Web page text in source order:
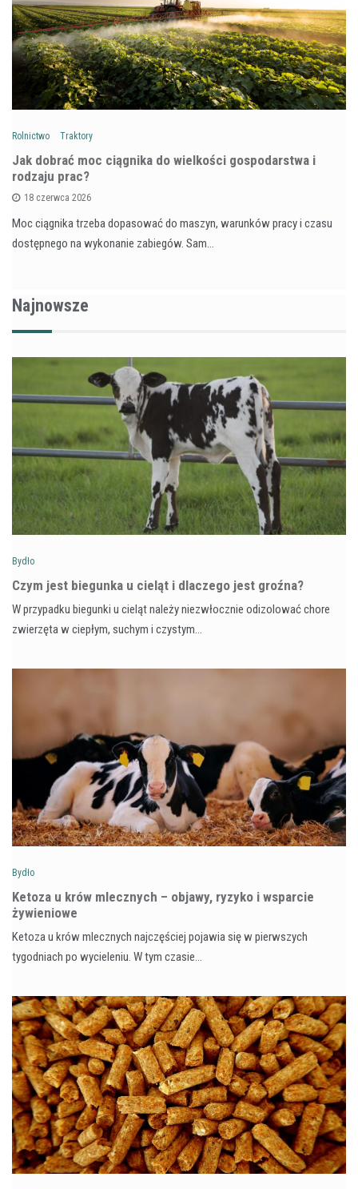
Rolnictwo Traktory
Jak dobrać moc ciągnika do wielkości gospodarstwa i
rodzaju prac?
18 czerwca 2026
Moc ciągnika trzeba dopasować do maszyn, warunków pracy i czasu
dostępnego na wykonanie zabiegów. Sam…
Najnowsze
Bydło
Czym jest biegunka u cieląt i dlaczego jest groźna?
W przypadku biegunki u cieląt należy niezwłocznie odizolować chore
zwierzęta w ciepłym, suchym i czystym…
Bydło
Ketoza u krów mlecznych – objawy, ryzyko i wsparcie
żywieniowe
Ketoza u krów mlecznych najczęściej pojawia się w pierwszych
tygodniach po wycieleniu. W tym czasie…